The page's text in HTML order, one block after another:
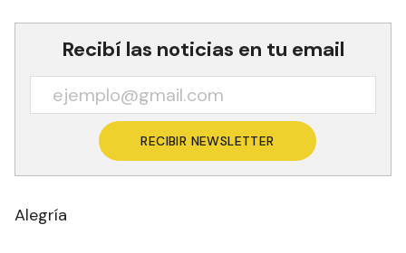
Recibí las noticias en tu email
RECIBIR NEWSLETTER
Alegría